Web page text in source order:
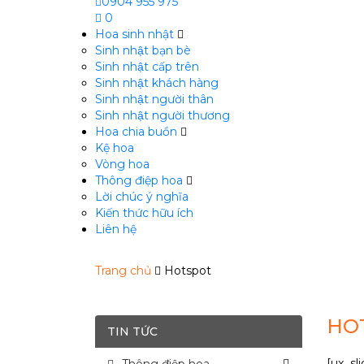
0
Hoa sinh nhật
Sinh nhật bạn bè
Sinh nhật cấp trên
Sinh nhật khách hàng
Sinh nhật người thân
Sinh nhật người thương
Hoa chia buồn
Kệ hoa
Vòng hoa
Thông điệp hoa
Lời chúc ý nghĩa
Kiến thức hữu ích
Liên hệ
Trang chủ Hotspot
TIN TỨC